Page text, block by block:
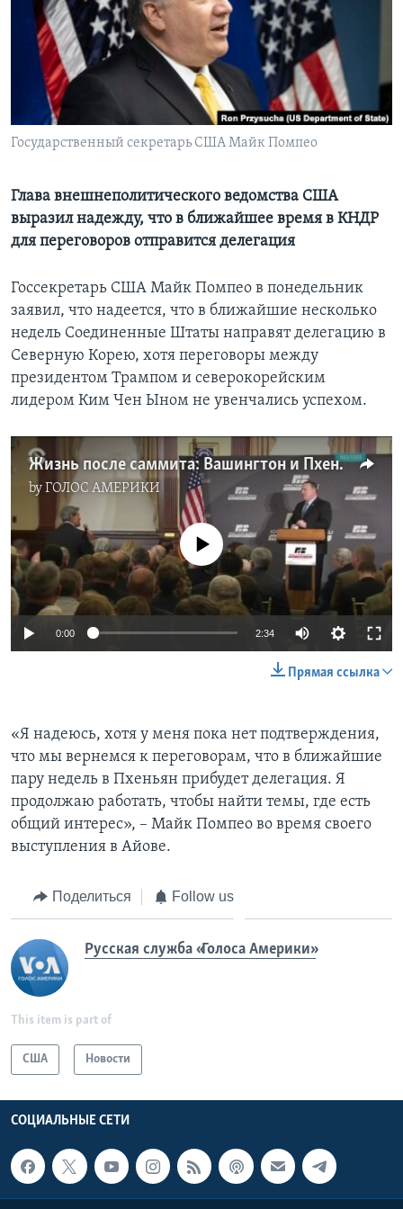
Learning English
СОЦИАЛЬНЫЕ СЕТИ
Государственный секретарь США Майк Помпео
Глава внешнеполитического ведомства США
выразил надежду, что в ближайшее время в КНДР
для переговоров отправится делегация
Госсекретарь США Майк Помпео в понедельник
заявил, что надеется, что в ближайшие несколько
недель Соединенные Штаты направят делегацию в
Северную Корею, хотя переговоры между
президентом Трампом и северокорейским
лидером Ким Чен Ыном не увенчались успехом.
Жизнь после саммита: Вашингтон и Пхеньян пытаются продолжить переговоры после встречи в Ханое
byГОЛОС АМЕРИКИ
No media source currently available
0:00 2:34
Прямая ссылка
«Я надеюсь, хотя у меня пока нет подтверждения,
что мы вернемся к переговорам, что в ближайшие
пару недель в Пхеньян прибудет делегация. Я
продолжаю работать, чтобы найти темы, где есть
общий интерес», – Майк Помпео во время своего
выступления в Айове.
Поделиться Follow us
Русская служба «Голоса Америки»
This item is part of
США Новости
СОЦИАЛЬНЫЕ СЕТИ